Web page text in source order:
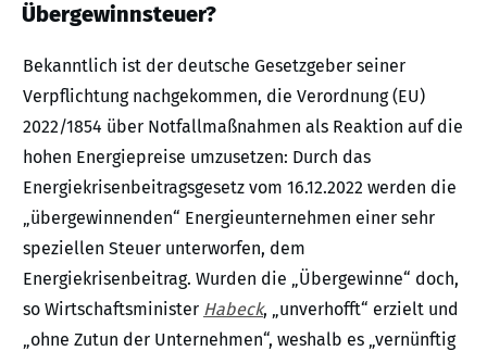
Übergewinnsteuer?
Bekanntlich ist der deutsche Gesetzgeber seiner
Verpflichtung nachgekommen, die Verordnung (EU)
2022/1854 über Notfallmaßnahmen als Reaktion auf die
hohen Energiepreise umzusetzen: Durch das
Energiekrisenbeitragsgesetz vom 16.12.2022 werden die
„übergewinnenden“ Energieunternehmen einer sehr
speziellen Steuer unterworfen, dem
Energiekrisenbeitrag. Wurden die „Übergewinne“ doch,
so Wirtschaftsminister Habeck, „unverhofft“ erzielt und
„ohne Zutun der Unternehmen“, weshalb es „vernünftig